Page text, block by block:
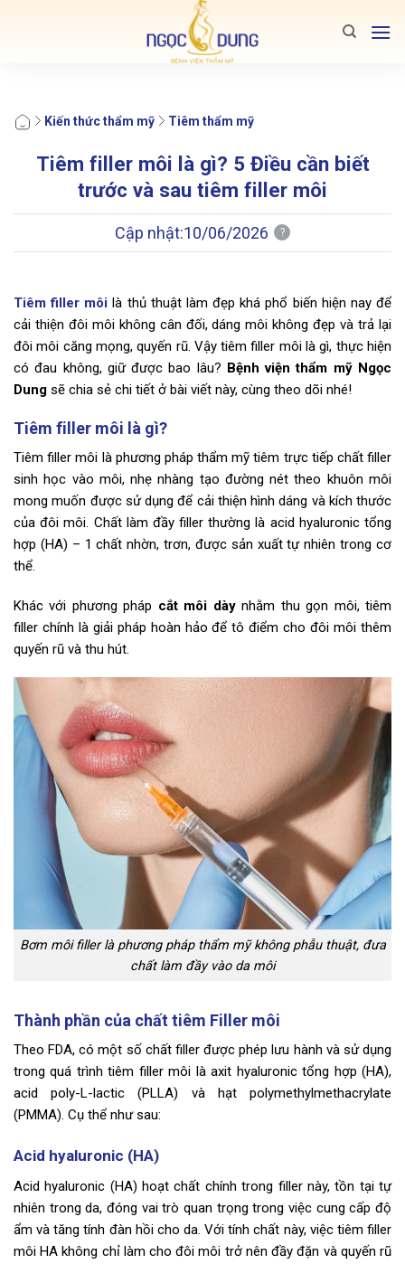
Kiến thức thẩm mỹ Tiêm thẩm mỹ
Tiêm filler môi là gì? 5 Điều cần biết
trước và sau tiêm filler môi
Cập nhật:10/06/2026 ?
Tiêm filler môi là thủ thuật làm đẹp khá phổ biến hiện nay để
cải thiện đôi môi không cân đối, dáng môi không đẹp và trả lại
đôi môi căng mọng, quyến rũ. Vậy tiêm filler môi là gì, thực hiện
có đau không, giữ được bao lâu? Bệnh viện thẩm mỹ Ngọc
Dung sẽ chia sẻ chi tiết ở bài viết này, cùng theo dõi nhé!
Tiêm filler môi là gì?
Tiêm filler môi là phương pháp thẩm mỹ tiêm trực tiếp chất filler
sinh học vào môi, nhẹ nhàng tạo đường nét theo khuôn môi
mong muốn được sử dụng để cải thiện hình dáng và kích thước
của đôi môi. Chất làm đầy filler thường là acid hyaluronic tổng
hợp (HA) – 1 chất nhờn, trơn, được sản xuất tự nhiên trong cơ
thể.
Khác với phương pháp cắt môi dàynhằm thu gọn môi, tiêm
filler chính là giải pháp hoàn hảo để tô điểm cho đôi môi thêm
quyến rũ và thu hút.
Bơm môi filler là phương pháp thẩm mỹ không phẫu thuật, đưa
chất làm đầy vào da môi
Thành phần của chất tiêm Filler môi
Theo FDA, có một số chất filler được phép lưu hành và sử dụng
trong quá trình tiêm filler môi là axit hyaluronic tổng hợp (HA),
acid poly-L-lactic (PLLA) và hạt polymethylmethacrylate
(PMMA). Cụ thể như sau:
Acid hyaluronic (HA)
Acid hyaluronic (HA) hoạt chất chính trong filler này, tồn tại tự
nhiên trong da, đóng vai trò quan trọng trong việc cung cấp độ
ẩm và tăng tính đàn hồi cho da. Với tính chất này, việc tiêm filler
môi HA không chỉ làm cho đôi môi trở nên đầy đặn và quyến rũ